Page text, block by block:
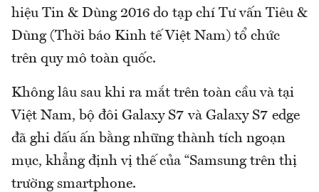
hiệu Tin & Dùng 2016 do tạp chí Tư vấn Tiêu &
Dùng (Thời báo Kinh tế Việt Nam) tổ chức
trên quy mô toàn quốc.
Không lâu sau khi ra mắt trên toàn cầu và tại
Việt Nam, bộ đôi Galaxy S7 và Galaxy S7 edge
đã ghi dấu ấn bằng những thành tích ngoạn
mục, khẳng định vị thế của “Samsung trên thị
trường smartphone.